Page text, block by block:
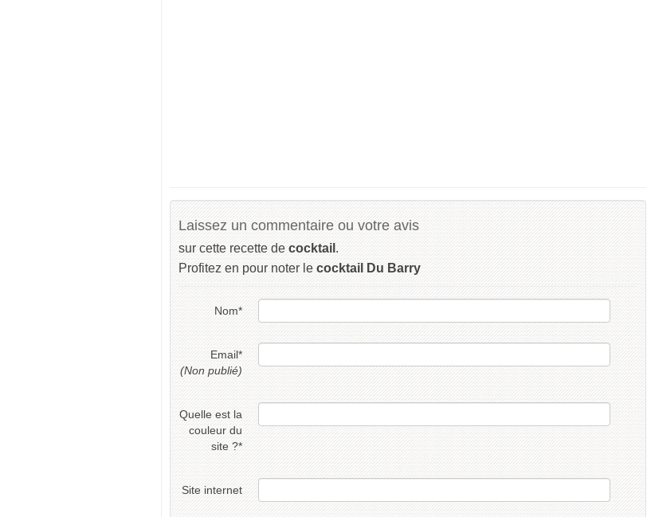
Laissez un commentaire ou votre avis
sur cette recette de cocktail .
Profitez en pour noter le cocktail Du Barry
Nom*
Email*
(Non publié)
Quelle est la
couleur du
site ?*
Site internet